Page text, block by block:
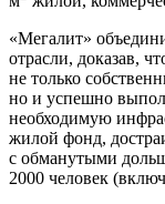
«Мегалит»
отрасли, доказав,
не только
но и успешно
необходимую
жилой фонд,
с обманутыми
2000 человек